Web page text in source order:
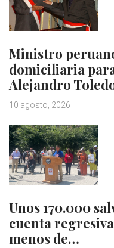
Ministro
domiciliaria
Alejandro
10 agosto, 2026
Unos 170.000
cuenta
menos de…